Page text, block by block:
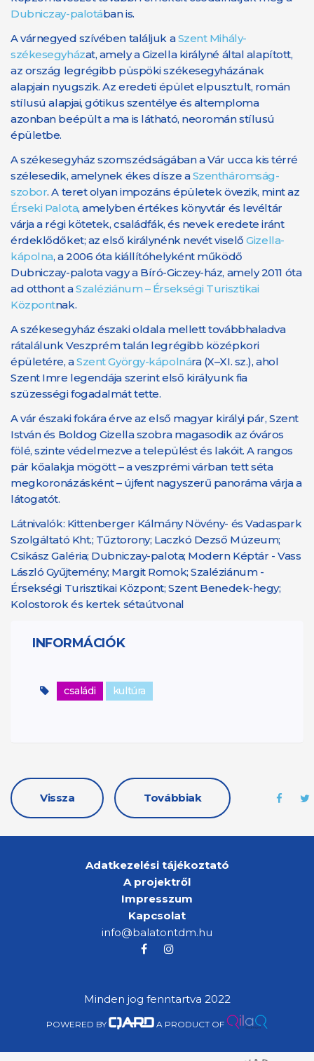
Dubniczay-palotában is.
A várnegyed szívében találjuk aSzent Mihály-
székesegyházat, amely a Gizella királyné által alapított,
az ország legrégibb püspöki székesegyházának
alapjain nyugszik. Az eredeti épület elpusztult, román
stílusú alapjai, gótikus szentélye és altemploma
azonban beépült a ma is látható, neoromán stílusú
épületbe.
A székesegyház szomszédságában a Vár ucca kis térré
szélesedik, amelynek ékes dísze aSzentháromság-
szobor. A teret olyan impozáns épületek övezik, mint az
Érseki Palota, amelyben értékes könyvtár és levéltár
várja a régi kötetek, családfák, és nevek eredete iránt
érdeklődőket; az első királynénk nevét viselőGizella-
kápolna, a 2006 óta kiállítóhelyként működő
Dubniczay-palota vagy a Bíró-Giczey-ház, amely 2011 óta
ad otthont aSzaléziánum – Érsekségi Turisztikai
Központnak.
A székesegyház északi oldala mellett továbbhaladva
rátalálunk Veszprém talán legrégibb középkori
épületére, aSzent György-kápolnára (X–XI. sz.), ahol
Szent Imre legendája szerint első királyunk fia
szüzességi fogadalmát tette.
A vár északi fokára érve az első magyar királyi pár, Szent
István és Boldog Gizella szobra magasodik az óváros
fölé, szinte védelmezve a települést és lakóit. A rangos
pár kőalakja mögött – a veszprémi várban tett séta
megkoronázásként – újfent nagyszerű panoráma várja a
látogatót.
Látnivalók: Kittenberger Kálmány Növény- és Vadaspark
Szolgáltató Kht.; Tűztorony; Laczkó Dezső Múzeum;
Csikász Galéria; Dubniczay-palota; Modern Képtár - Vass
László Gyűjtemény; Margit Romok; Szaléziánum -
Érsekségi Turisztikai Központ; Szent Benedek-hegy;
Kolostorok és kertek sétaútvonal
INFORMÁCIÓK
családi kultúra
Vissza Továbbiak
Adatkezelési tájékoztató
A projektről
Impresszum
Kapcsolat
info@balatontdm.hu
Minden jog fenntartva 2022
POWERED BY A PRODUCT OF